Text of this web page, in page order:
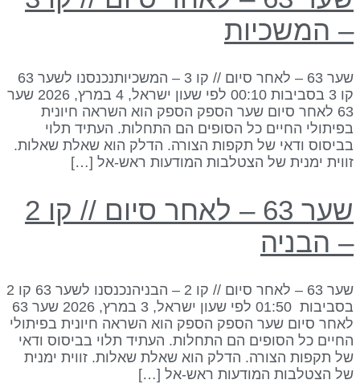
המשכיות
שער 63 – לאחר סיום // קו 3 – המשכיותנכנסנו לשער 63
קו 3 בסביבות 00:10 לפי שעון ישראל, 4 במרץ, 2026 שער
63 לאחר סיום שער הספק הספק הוא השראה חיונית
החיים כל הסופים הם התחלות. העתיד תלוי
ודאי של תקפות הצורה. הדלק הוא שאלת שאלות.
ימנית של הצטלבות המודעות ראש-אל […]
שער 63 – לאחר סיום // קו 2
הבניה
שער 63 – לאחר סיום // קו 2 – הבניהנכנסנו לשער 63 קו 2
בסביבות 01:50 לפי שעון ישראל, 3 במרץ, 2026 שער 63
סיום שער הספק הספק הוא השראה חיונית בפיתולי
כל הסופים הם התחלות. העתיד תלוי בביסוס ודאי
תקפות הצורה. הדלק הוא שאלת שאלות. זווית ימנית
הצטלבות המודעות ראש-אל […]